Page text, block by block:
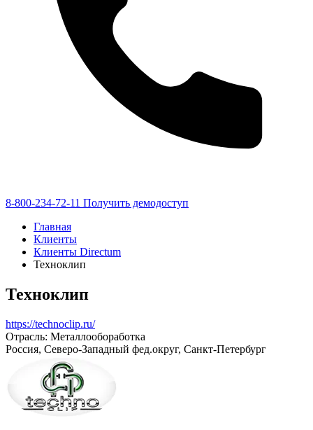
8-800-234-72-11 Получить демодоступ
Главная
Клиенты
Клиенты Directum
Техноклип
Техноклип
https://technoclip.ru/
Отрасль: Металлообоработка
Россия, Северо-Западный фед.округ, Санкт-Петербург